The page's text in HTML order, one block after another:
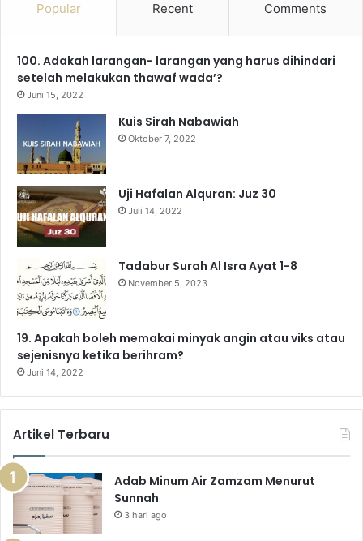
b
o
o
k
u
e
a
r
m
g
a
o
s
Popular Recent Comments
100. Adakah larangan- larangan yang harus dihindari
setelah melakukan thawaf wada’?
Juni 15, 2022
Kuis Sirah Nabawiah
Oktober 7, 2022
Uji Hafalan Alquran: Juz 30
Juli 14, 2022
Tadabur Surah Al Isra Ayat 1-8
November 5, 2023
19. Apakah boleh memakai minyak angin atau viks atau
sejenisnya ketika berihram?
Juni 14, 2022
Artikel Terbaru
Adab Minum Air Zamzam Menurut
Sunnah
3 hari ago